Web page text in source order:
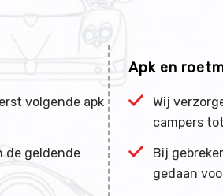
volgende apk
de geldende
Apk en
Wij
campers
Bij
gedaan